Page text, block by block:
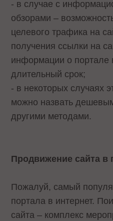
- в случае с
обзорами –
целевого трафика на
получения ссылки на
информации о портале
длительный срок;
- в некоторых случаях
можно назвать
другими методами.
Продвижение сайта в
Пожалуй, самый
портала в интернет.
сайта – комплекс